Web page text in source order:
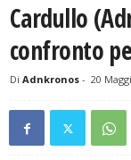
Cardullo
confronto
Di Adnkronos - 20